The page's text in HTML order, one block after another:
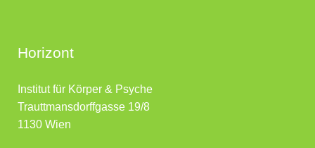
Horizont
Institut für Körper & Psyche
Trauttmansdorffgasse 19/8
1130 Wien